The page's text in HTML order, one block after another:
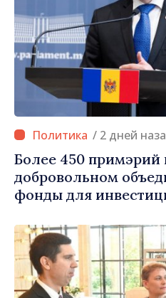
/ 2 дней
Более 450
добровольном
фонды для
населённым
развиваться»